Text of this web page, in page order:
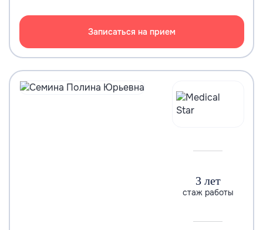
Записаться на прием
3 лет
стаж работы